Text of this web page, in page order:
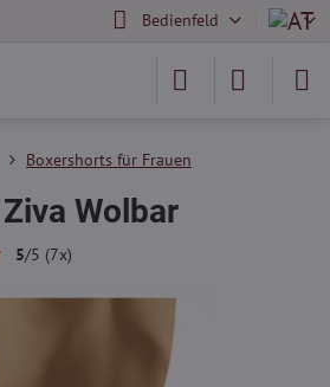
Bedienfeld
Boxershorts für Frauen
Wolbar
5/5 (7x)